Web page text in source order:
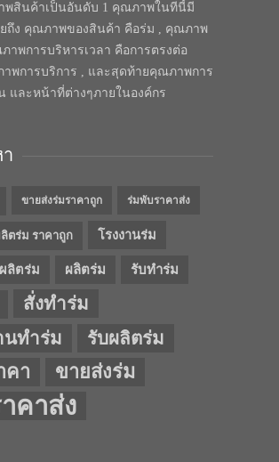
สินค้าเป็นอันดับ 1 คุณภาพในทีนี้มี
ถึง คุณภาพของสินค้า คือร่ม , คุณภาพ
าพการบริหารเวลา คือการตรงต่อ
าพการบริการ , และสุดท้ายคุณภาพการ
และหน้าที่ต่างๆภายในองค์กร
ขายส่งร่มราคาถูก ร่มพับราคาส่ง
ลิตร่ม ราคาถูก โรงงานร่ม
ลิตร่ม ผลิตร่ม รับทำร่ม
สั่งทำร่ม
นทำร่ม
รับผลิตร่ม
คา ขายส่งร่ม
คาส่ง